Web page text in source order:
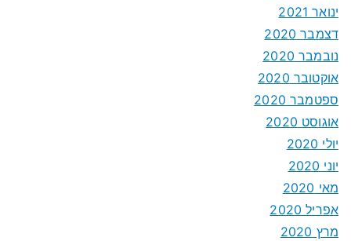
ינואר 2021
דצמבר 2020
נובמבר 2020
אוקטובר 2020
ספטמבר 2020
אוגוסט 2020
יולי 2020
יוני 2020
מאי 2020
אפריל 2020
מרץ 2020